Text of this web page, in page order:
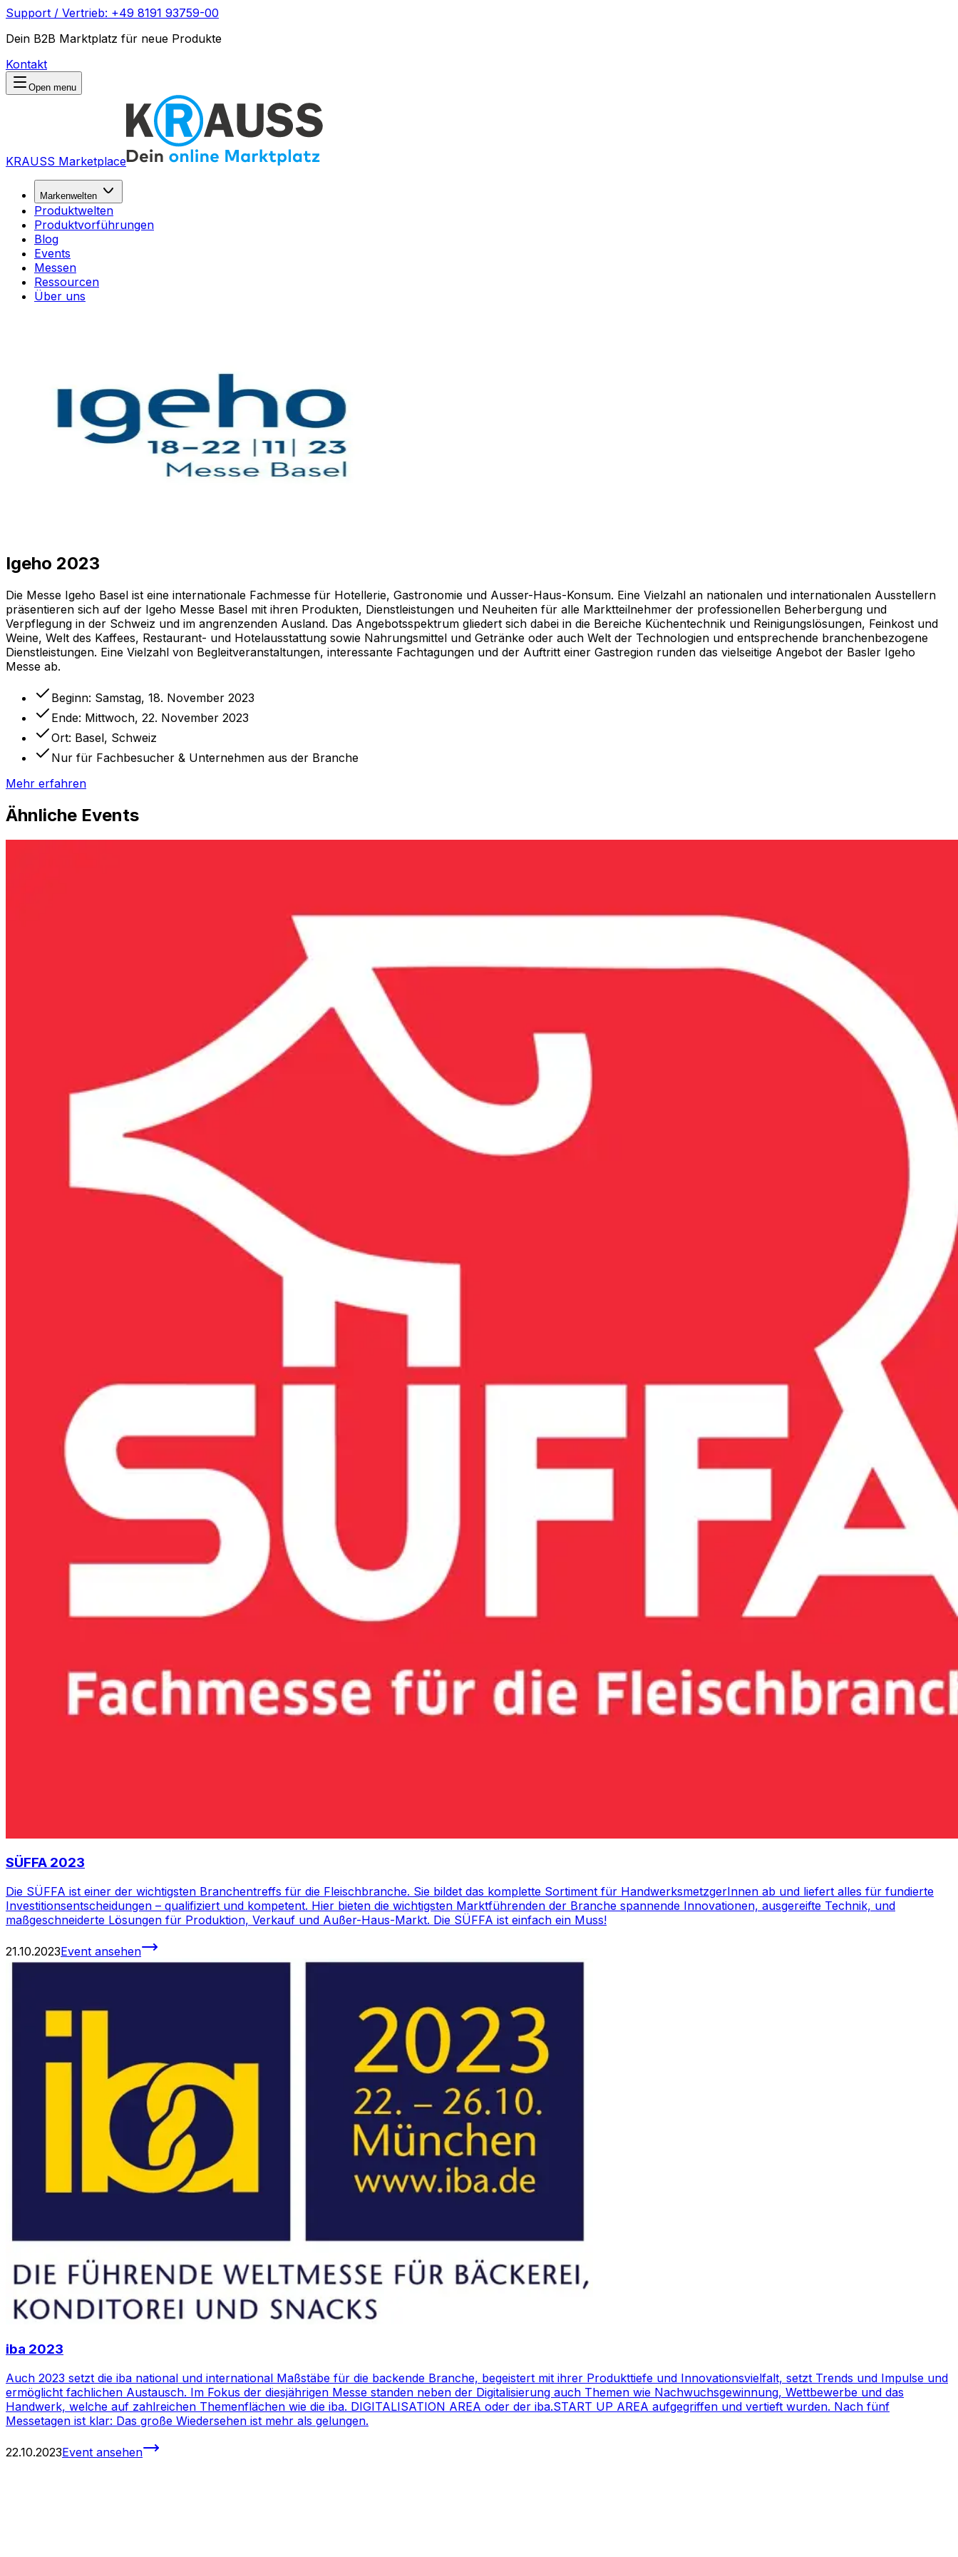
Support / Vertrieb: +49 8191 93759-00
Dein B2B Marktplatz für neue Produkte
Kontakt
Open menu
KRAUSS Marketplace
Markenwelten
Produktwelten
Produktvorführungen
Blog
Events
Messen
Ressourcen
Über uns
Igeho 2023
Die Messe Igeho Basel ist eine internationale Fachmesse für Hotellerie, Gastronomie und Ausser-Haus-Konsum. Eine Vielzahl an nationalen und internationalen Ausstellern
präsentieren sich auf der Igeho Messe Basel mit ihren Produkten, Dienstleistungen und Neuheiten für alle Marktteilnehmer der professionellen Beherbergung und
Verpflegung in der Schweiz und im angrenzenden Ausland. Das Angebotsspektrum gliedert sich dabei in die Bereiche Küchentechnik und Reinigungslösungen, Feinkost und
Weine, Welt des Kaffees, Restaurant- und Hotelausstattung sowie Nahrungsmittel und Getränke oder auch Welt der Technologien und entsprechende branchenbezogene
Dienstleistungen. Eine Vielzahl von Begleitveranstaltungen, interessante Fachtagungen und der Auftritt einer Gastregion runden das vielseitige Angebot der Basler Igeho
Messe ab.
Beginn: Samstag, 18. November 2023
Ende: Mittwoch, 22. November 2023
Ort: Basel, Schweiz
Nur für Fachbesucher & Unternehmen aus der Branche
Mehr erfahren
Ähnliche Events
SÜFFA 2023
Die SÜFFA ist einer der wichtigsten Branchentreffs für die Fleischbranche. Sie bildet das komplette Sortiment für HandwerksmetzgerInnen ab und liefert alles für fundierte
Investitionsentscheidungen – qualifiziert und kompetent. Hier bieten die wichtigsten Marktführenden der Branche spannende Innovationen, ausgereifte Technik, und
maßgeschneiderte Lösungen für Produktion, Verkauf und Außer-Haus-Markt. Die SÜFFA ist einfach ein Muss!
21.10.2023Event ansehen
iba 2023
Auch 2023 setzt die iba national und international Maßstäbe für die backende Branche, begeistert mit ihrer Produkttiefe und Innovationsvielfalt, setzt Trends und Impulse und
ermöglicht fachlichen Austausch. Im Fokus der diesjährigen Messe standen neben der Digitalisierung auch Themen wie Nachwuchsgewinnung, Wettbewerbe und das
Handwerk, welche auf zahlreichen Themenflächen wie die iba. DIGITALISATION AREA oder der iba.START UP AREA aufgegriffen und vertieft wurden. Nach fünf
Messetagen ist klar: Das große Wiedersehen ist mehr als gelungen.
22.10.2023Event ansehen